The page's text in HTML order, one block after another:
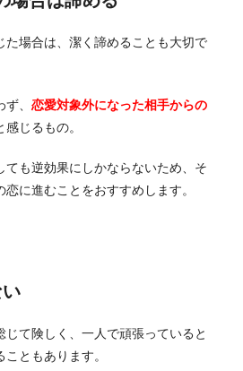
た場合は、潔く諦めることも大切で
、 恋愛対象外になった相手からの
感じるもの。
ても逆効果にしかならないため、そ
に進むことをおすすめします。
て険しく、一人で頑張っていると
ともあります。